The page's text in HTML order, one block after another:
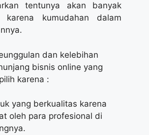
tentunya akan banyak
karena kumudahan dalam
dan kelebihan
bisnis online yang
karena :
yang berkualitas karena
oleh para profesional di